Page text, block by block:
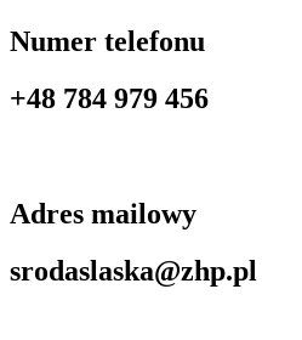
Numer telefonu
+48 784 979 456
Adres mailowy
srodaslaska@zhp.pl